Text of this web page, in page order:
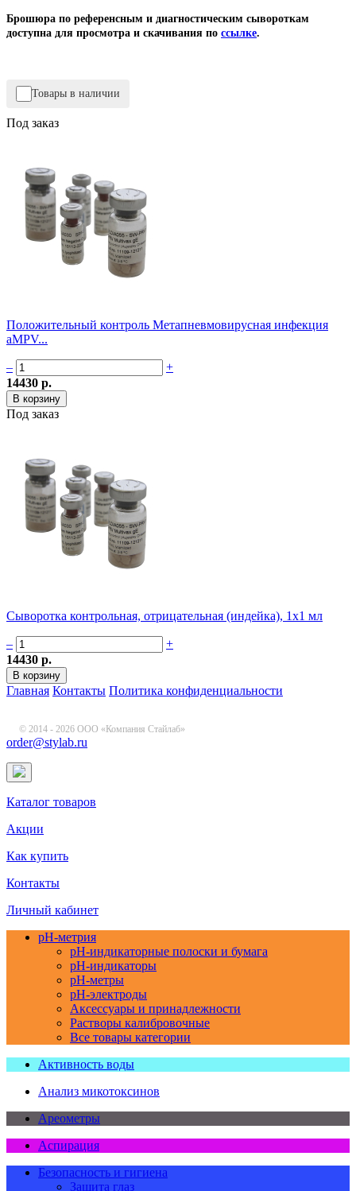
Брошюра по референсным и диагностическим сывороткам
доступна для просмотра и скачивания по ссылке.
Товары в наличии
Под заказ
Положительный контроль Метапневмовирусная инфекция
aMPV...
–
+
14430 р.
Под заказ
Сыворотка контрольная, отрицательная (индейка), 1х1 мл
–
+
14430 р.
Главная Контакты Политика конфиденциальности
© 2014 - 2026 ООО «Компания Стайлаб»
order@stylab.ru
Каталог товаров
Акции
Как купить
Контакты
Личный кабинет
pH-метрия
pH-индикаторные полоски и бумага
pH-индикаторы
pH-метры
pH-электроды
Аксессуары и принадлежности
Растворы калибровочные
Все товары категории
Активность воды
Анализ микотоксинов
Ареометры
Аспирация
Безопасность и гигиена
Защита глаз